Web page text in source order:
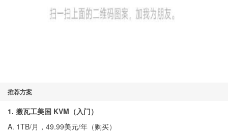
推荐方案
1. 搬瓦工美国 KVM（入门）
A. 1TB/月，49.99美元/年（购买）